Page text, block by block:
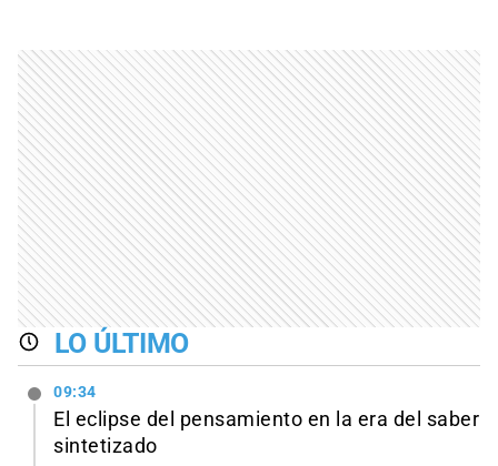
LO ÚLTIMO
09:34
El eclipse del pensamiento en la era del saber
sintetizado